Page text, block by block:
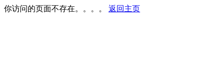
你访问的页面不存在。。。。 返回主页